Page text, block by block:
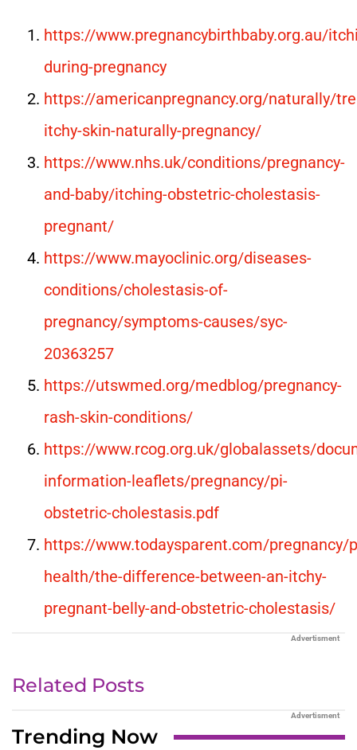
https://www.pregnancybirthbaby.org.au/
during-pregnancy
https://americanpregnancy.org/naturally/
itchy-skin-naturally-pregnancy/
https://www.nhs.uk/conditions/pregnancy-
and-baby/itching-obstetric-cholestasis-
pregnant/
https://www.mayoclinic.org/diseases-
conditions/cholestasis-of-
pregnancy/symptoms-causes/syc-
20363257
https://utswmed.org/medblog/pregnancy-
rash-skin-conditions/
https://www.rcog.org.uk/globalassets/
information-leaflets/pregnancy/pi-
obstetric-cholestasis.pdf
https://www.todaysparent.com/pregnancy/
health/the-difference-between-an-itchy-
pregnant-belly-and-obstetric-cholestasis/
Advertisment
Related Posts
Advertisment
Trending Now